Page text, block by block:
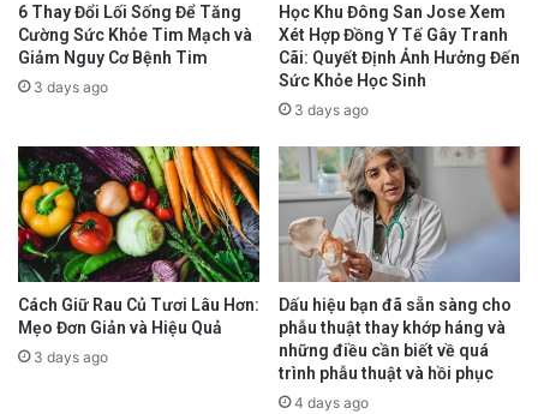
Nghiên cứu cho thấy việc tăng thời gian ngồi,
đặc biệt là xem tivi, làm giảm đáng kể khả
năng lão hóa khỏe mạnh. Theo đó, cứ thêm hai
giờ mỗi ngày để xem tivi có liên quan đến việc
giảm 12% khả năng duy trì sức khỏe tốt khi về
già.
Ngược lại, nếu tham gia vào các hoạt động
thể chất nhẹ nhàng, chẳng hạn như đứng hoặc
đi lại ở nhà hoặc nơi làm việc sẽ giúp bạn khỏe
6 Thay Đổi Lối Sống Để Tăng
Cường Sức Khỏe Tim Mạch và
Giảm Nguy Cơ Bệnh Tim
3 days ago
Học Khu Đông San Jose Xem
Xét Hợp Đồng Y Tế Gây Tranh
Cãi: Quyết Định Ảnh Hưởng Đến
Sức Khỏe Học Sinh
3 days ago
Cách Giữ Rau Củ Tươi Lâu Hơn:
Mẹo Đơn Giản và Hiệu Quả
3 days ago
Dấu hiệu bạn đã sẵn sàng cho
phẫu thuật thay khớp háng và
những điều cần biết về quá
trình phẫu thuật và hồi phục
4 days ago